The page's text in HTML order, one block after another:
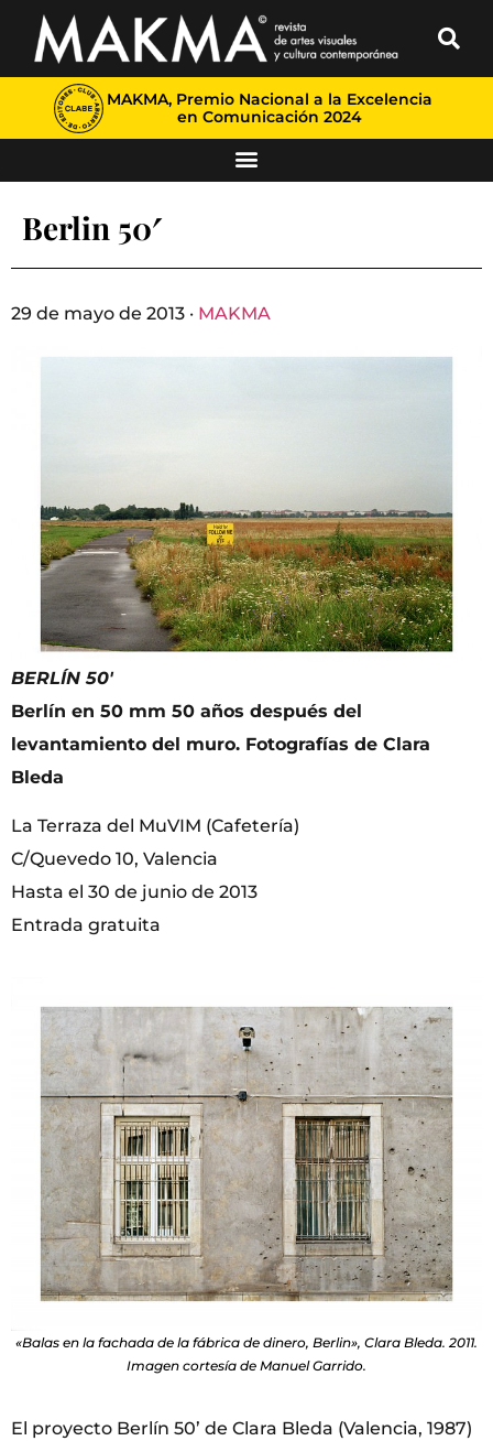
MAKMA, Premio Nacional a la Excelencia
en Comunicación 2024
Berlin 50′
29 de mayo de 2013 · MAKMA
BERLÍN 50′
Berlín en 50 mm 50 años después del
levantamiento del muro. Fotografías de Clara
Bleda
La Terraza del MuVIM (Cafetería)
C/Quevedo 10, Valencia
Hasta el 30 de junio de 2013
Entrada gratuita
«Balas en la fachada de la fábrica de dinero, Berlin», Clara Bleda. 2011.
Imagen cortesía de Manuel Garrido.
El proyecto Berlín 50’ de Clara Bleda (Valencia, 1987)